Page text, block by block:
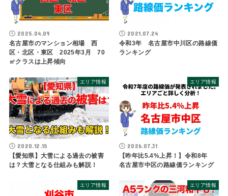
2025.04.09
名古屋市のマンション相場 西
区・北区・東区 2025年3月 70
㎡クラスは上昇傾向
2021.07.24
令和3年 名古屋市中川区の路線価
ランキング
エリア情報
2020.12.15
【愛知県】大雪による過去の被害
は？大雪となる仕組みも解説！
エリア情報
2026.07.31
【昨年比5.4%上昇！】令和8年
名古屋市中区の路線価ランキング
エリア情報 エリア情報